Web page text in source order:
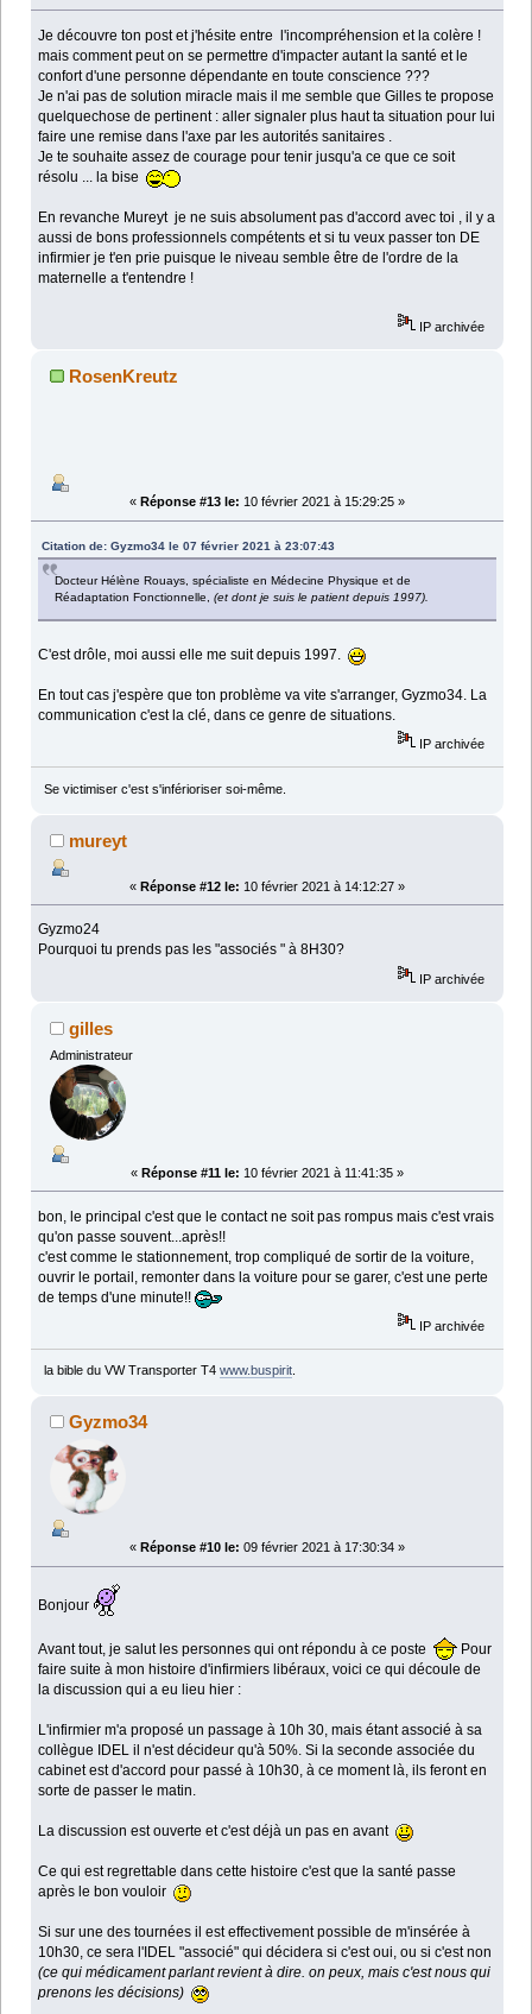
Je découvre ton post et j'hésite entre l'incompréhension et la colère !
mais comment peut on se permettre d'impacter autant la santé et le
confort d'une personne dépendante en toute conscience ???
Je n'ai pas de solution miracle mais il me semble que Gilles te propose
quelquechose de pertinent : aller signaler plus haut ta situation pour lui
faire une remise dans l'axe par les autorités sanitaires .
Je te souhaite assez de courage pour tenir jusqu'a ce que ce soit
résolu ... la bise
En revanche Mureyt je ne suis absolument pas d'accord avec toi , il y a
aussi de bons professionnels compétents et si tu veux passer ton DE
infirmier je t'en prie puisque le niveau semble être de l'ordre de la
maternelle a t'entendre !
IP archivée
RosenKreutz
« Réponse #13 le: 10 février 2021 à 15:29:25 »
Citation de: Gyzmo34 le 07 février 2021 à 23:07:43
Docteur Hélène Rouays, spécialiste en Médecine Physique et de
Réadaptation Fonctionnelle,(et dont je suis le patient depuis 1997).
C'est drôle, moi aussi elle me suit depuis 1997.
En tout cas j'espère que ton problème va vite s'arranger, Gyzmo34. La
communication c'est la clé, dans ce genre de situations.
IP archivée
Se victimiser c'est s'inférioriser soi-même.
mureyt
« Réponse #12 le: 10 février 2021 à 14:12:27 »
Gyzmo24
Pourquoi tu prends pas les "associés " à 8H30?
IP archivée
gilles
Administrateur
« Réponse #11 le: 10 février 2021 à 11:41:35 »
bon, le principal c'est que le contact ne soit pas rompus mais c'est vrais
qu'on passe souvent...après!!
c'est comme le stationnement, trop compliqué de sortir de la voiture,
ouvrir le portail, remonter dans la voiture pour se garer, c'est une perte
de temps d'une minute!!
IP archivée
la bible du VW Transporter T4 www.buspirit.
Gyzmo34
« Réponse #10 le: 09 février 2021 à 17:30:34 »
Bonjour
Avant tout, je salut les personnes qui ont répondu à ce poste
Pour
faire suite à mon histoire d'infirmiers libéraux, voici ce qui découle de
la discussion qui a eu lieu hier :
L'infirmier m'a proposé un passage à 10h 30, mais étant associé à sa
collègue IDEL il n'est décideur qu'à 50%. Si la seconde associée du
cabinet est d'accord pour passé à 10h30, à ce moment là, ils feront en
sorte de passer le matin.
La discussion est ouverte et c'est déjà un pas en avant
Ce qui est regrettable dans cette histoire c'est que la santé passe
après le bon vouloir
Si sur une des tournées il est effectivement possible de m'insérée à
10h30, ce sera l'IDEL "associé" qui décidera si c'est oui, ou si c'est non
(ce qui médicament parlant revient à dire. on peux, mais c'est nous qui
prenons les décisions)